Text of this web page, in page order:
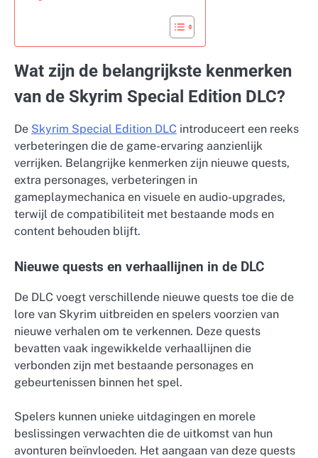
Wat zijn de belangrijkste kenmerken
van de Skyrim Special Edition DLC?
De Skyrim Special Edition DLC introduceert een reeks
verbeteringen die de game-ervaring aanzienlijk
verrijken. Belangrijke kenmerken zijn nieuwe quests,
extra personages, verbeteringen in
gameplaymechanica en visuele en audio-upgrades,
terwijl de compatibiliteit met bestaande mods en
content behouden blijft.
Nieuwe quests en verhaallijnen in de DLC
De DLC voegt verschillende nieuwe quests toe die de
lore van Skyrim uitbreiden en spelers voorzien van
nieuwe verhalen om te verkennen. Deze quests
bevatten vaak ingewikkelde verhaallijnen die
verbonden zijn met bestaande personages en
gebeurtenissen binnen het spel.
Spelers kunnen unieke uitdagingen en morele
beslissingen verwachten die de uitkomst van hun
avonturen beïnvloeden. Het aangaan van deze quests